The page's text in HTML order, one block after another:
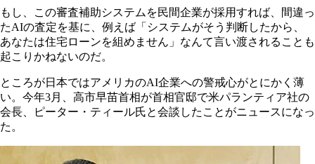
もし、この審査補助システムを民間企業が採用すれば、間違っ
たAIの査定を基に、例えば「システムがそう判断したから、
あなたは住宅ローンを組めません」なんて言い渡されることも
起こりかねないのだ。
ところが日本ではアメリカのAI企業への警戒心がとにかく薄
い。今年3月、高市早苗首相が首相官邸で米パランティア社の
会長、ピーター・ティール氏と会談したことがニュースになっ
た。